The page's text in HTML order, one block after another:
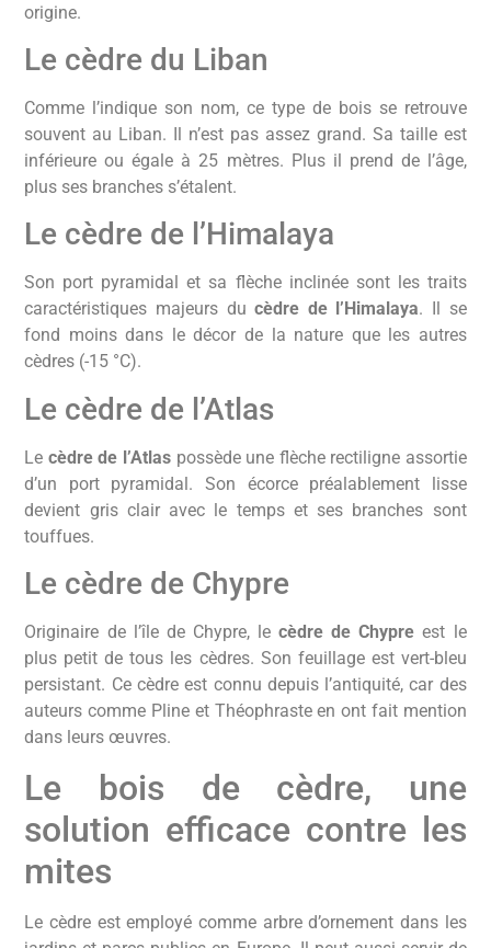
origine.
Le cèdre du Liban
Comme l’indique son nom, ce type de bois se retrouve
souvent au Liban. Il n’est pas assez grand. Sa taille est
inférieure ou égale à 25 mètres. Plus il prend de l’âge,
plus ses branches s’étalent.
Le cèdre de l’Himalaya
Son port pyramidal et sa flèche inclinée sont les traits
caractéristiques majeurs ducèdre de l’Himalaya. Il se
fond moins dans le décor de la nature que les autres
cèdres (-15 °C).
Le cèdre de l’Atlas
Le cèdre de l’Atlaspossède une flèche rectiligne assortie
d’un port pyramidal. Son écorce préalablement lisse
devient gris clair avec le temps et ses branches sont
touffues.
Le cèdre de Chypre
Originaire de l’île de Chypre, lecèdre de Chypre est le
plus petit de tous les cèdres. Son feuillage est vert-bleu
persistant. Ce cèdre est connu depuis l’antiquité, car des
auteurs comme Pline et Théophraste en ont fait mention
dans leurs œuvres.
Le bois de cèdre, une
solution efficace contre les
mites
Le cèdre est employé comme arbre d’ornement dans les